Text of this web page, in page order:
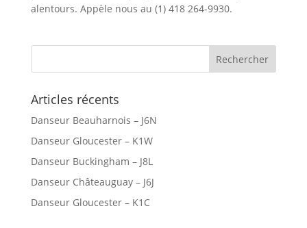
alentours. Appèle nous au (1) 418 264-9930.
Articles récents
Danseur Beauharnois – J6N
Danseur Gloucester – K1W
Danseur Buckingham – J8L
Danseur Châteauguay – J6J
Danseur Gloucester – K1C